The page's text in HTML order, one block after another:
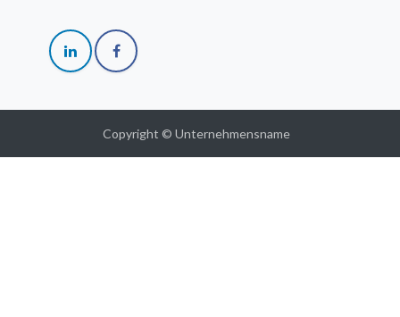
Copyright © Unternehmensname